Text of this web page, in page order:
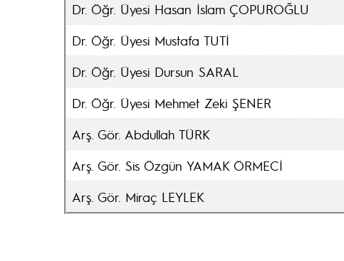
Dr. Öğr. Üyesi Hasan İslam ÇOPUROĞLU
Dr. Öğr. Üyesi Mustafa TUTİ
Dr. Öğr. Üyesi Dursun SARAL
Dr. Öğr. Üyesi Mehmet Zeki ŞENER
Arş. Gör. Abdullah TÜRK
Arş. Gör. Sis Özgün YAMAK ÖRMECİ
Arş. Gör. Miraç LEYLEK